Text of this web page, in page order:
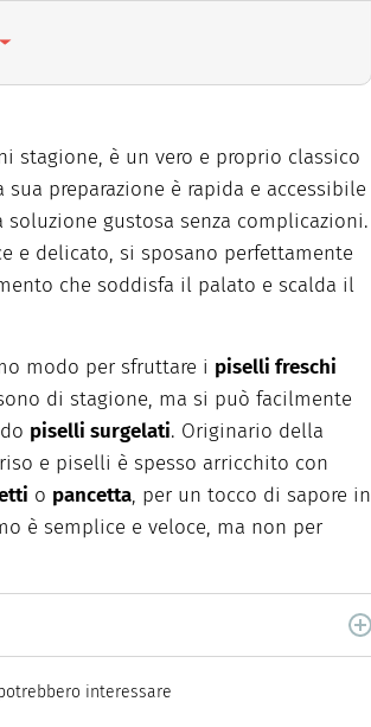
stagione, è un vero e proprio classico
preparazione è rapida e accessibile
gustosa senza complicazioni.
e delicato, si sposano perfettamente
che soddisfa il palato e scalda il
modo per sfruttare i piselli freschi
di stagione, ma si può facilmente
piselli surgelati. Originario della
e piselli è spesso arricchito con
o pancetta, per un tocco di sapore in
è semplice e veloce, ma non per
per libri e cucina. Ha pubblicato vari libri di
interessare